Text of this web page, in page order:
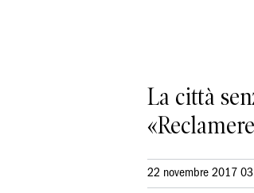
La città
22 novembre 2017